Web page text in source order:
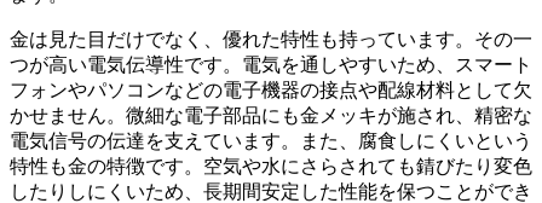
金は見た目だけでなく、 優れた特性 も持っています。その一
つが高い電気伝導性です。電気を通しやすいため、スマート
フォンやパソコンなどの電子機器の接点や配線材料として欠
かせません。微細な電子部品にも金メッキが施され、精密な
電気信号の伝達を支えています。また、
腐食しにくいという
特性も金の特徴です。空気や水にさらされても錆びたり変色
したりしにくいため、 長期間安定した性能を保つことができ